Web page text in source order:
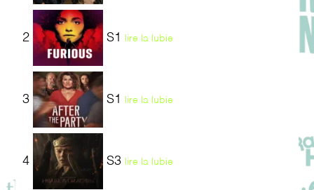
2 S1 lire la lubie
3 S1 lire la lubie
4 S3 lire la lubie